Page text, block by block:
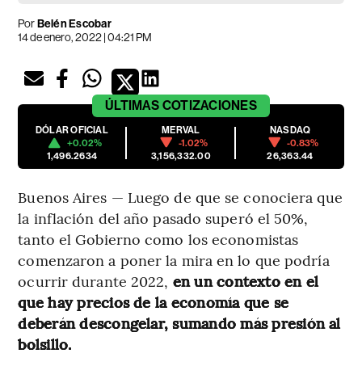
PorBelén Escobar
14 de enero, 2022 | 04:21 PM
ÚLTIMAS COTIZACIONES
DÓLAR OFICIAL
+0.02%
1,496.2634
MERVAL
-1.02%
3,156,332.00
NASDAQ
-0.83%
26,363.44
Buenos Aires — Luego de que se conociera que
la inflación del año pasado superó el 50%,
tanto el Gobierno como los economistas
comenzaron a poner la mira en lo que podría
ocurrir durante 2022, en un contexto en el
que hay precios de la economía que se
deberán descongelar, sumando más presión al
bolsillo.